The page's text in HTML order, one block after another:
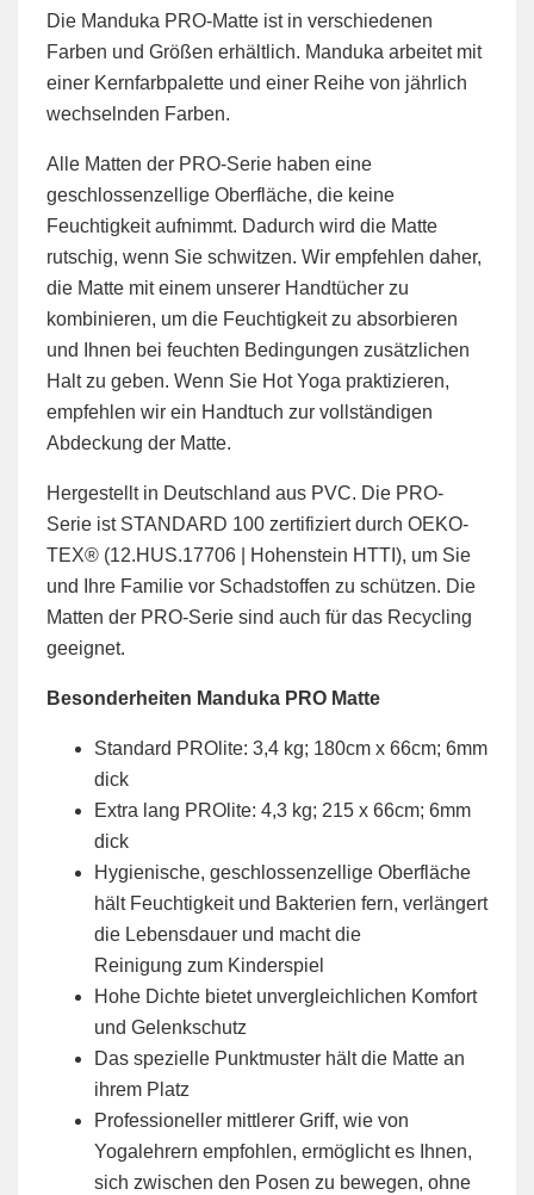
Die Manduka PRO-Matte ist in verschiedenen
Farben und Größen erhältlich. Manduka arbeitet mit
einer Kernfarbpalette und einer Reihe von jährlich
wechselnden Farben.
Alle Matten der PRO-Serie haben eine
geschlossenzellige Oberfläche, die keine
Feuchtigkeit aufnimmt. Dadurch wird die Matte
rutschig, wenn Sie schwitzen. Wir empfehlen daher,
die Matte mit einem unserer Handtücher zu
kombinieren, um die Feuchtigkeit zu absorbieren
und Ihnen bei feuchten Bedingungen zusätzlichen
Halt zu geben. Wenn Sie Hot Yoga praktizieren,
empfehlen wir ein Handtuch zur vollständigen
Abdeckung der Matte.
Hergestellt in Deutschland aus PVC. Die PRO-
Serie ist STANDARD 100 zertifiziert durch OEKO-
TEX®️ (12.HUS.17706 | Hohenstein HTTI), um Sie
und Ihre Familie vor Schadstoffen zu schützen. Die
Matten der PRO-Serie sind auch für das Recycling
geeignet.
Besonderheiten Manduka PRO Matte
Standard PROlite: 3,4 kg; 180cm x 66cm; 6mm
dick
Extra lang PROlite: 4,3 kg; 215 x 66cm; 6mm
dick
Hygienische, geschlossenzellige Oberfläche
hält Feuchtigkeit und Bakterien fern, verlängert
die Lebensdauer und macht die
Reinigung zum Kinderspiel
Hohe Dichte bietet unvergleichlichen Komfort
und Gelenkschutz
Das spezielle Punktmuster hält die Matte an
ihrem Platz
Professioneller mittlerer Griff, wie von
Yogalehrern empfohlen, ermöglicht es Ihnen,
sich zwischen den Posen zu bewegen, ohne